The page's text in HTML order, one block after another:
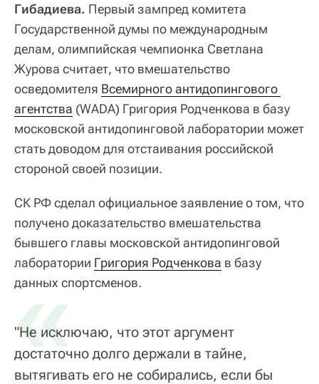
Гибадиева. Первый зампред комитета
Государственной думы по международным
делам, олимпийская чемпионка Светлана
Журова считает, что вмешательство
осведомителя Всемирного антидопингового
агентства (WADA) Григория Родченкова в базу
московской антидопинговой лаборатории может
стать доводом для отстаивания российской
стороной своей позиции.
СК РФ сделал официальное заявление о том, что
получено доказательство вмешательства
бывшего главы московской антидопинговой
лаборатории Григория Родченкова в базу
данных спортсменов.
«
"Не исключаю, что этот аргумент
достаточно долго держали в тайне,
вытягивать его не собирались, если бы